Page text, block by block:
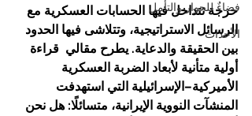
فضاءٌ للحوار والتأمل
الأحداث
حرجة تتداخل فيها الحسابات العسكرية مع
الرسائل الاستراتيجية، وتتلاشى فيها الحدود
بين الحقيقة والدعاية. يطرح مقالي  قراءة
أولية متأنية لأبعاد الضربة العسكرية
الأميركية–الإسرائيلية التي استهدفت
المنشآت النووية الإيرانية، متسائلًا: هل نحن